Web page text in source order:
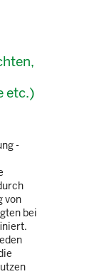
etc.)
-
von
bei